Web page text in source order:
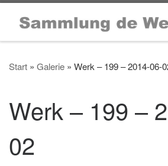
Zum Inhalt springen
Start » Galerie » Werk – 199 – 2014-06-
Werk – 199 –
02